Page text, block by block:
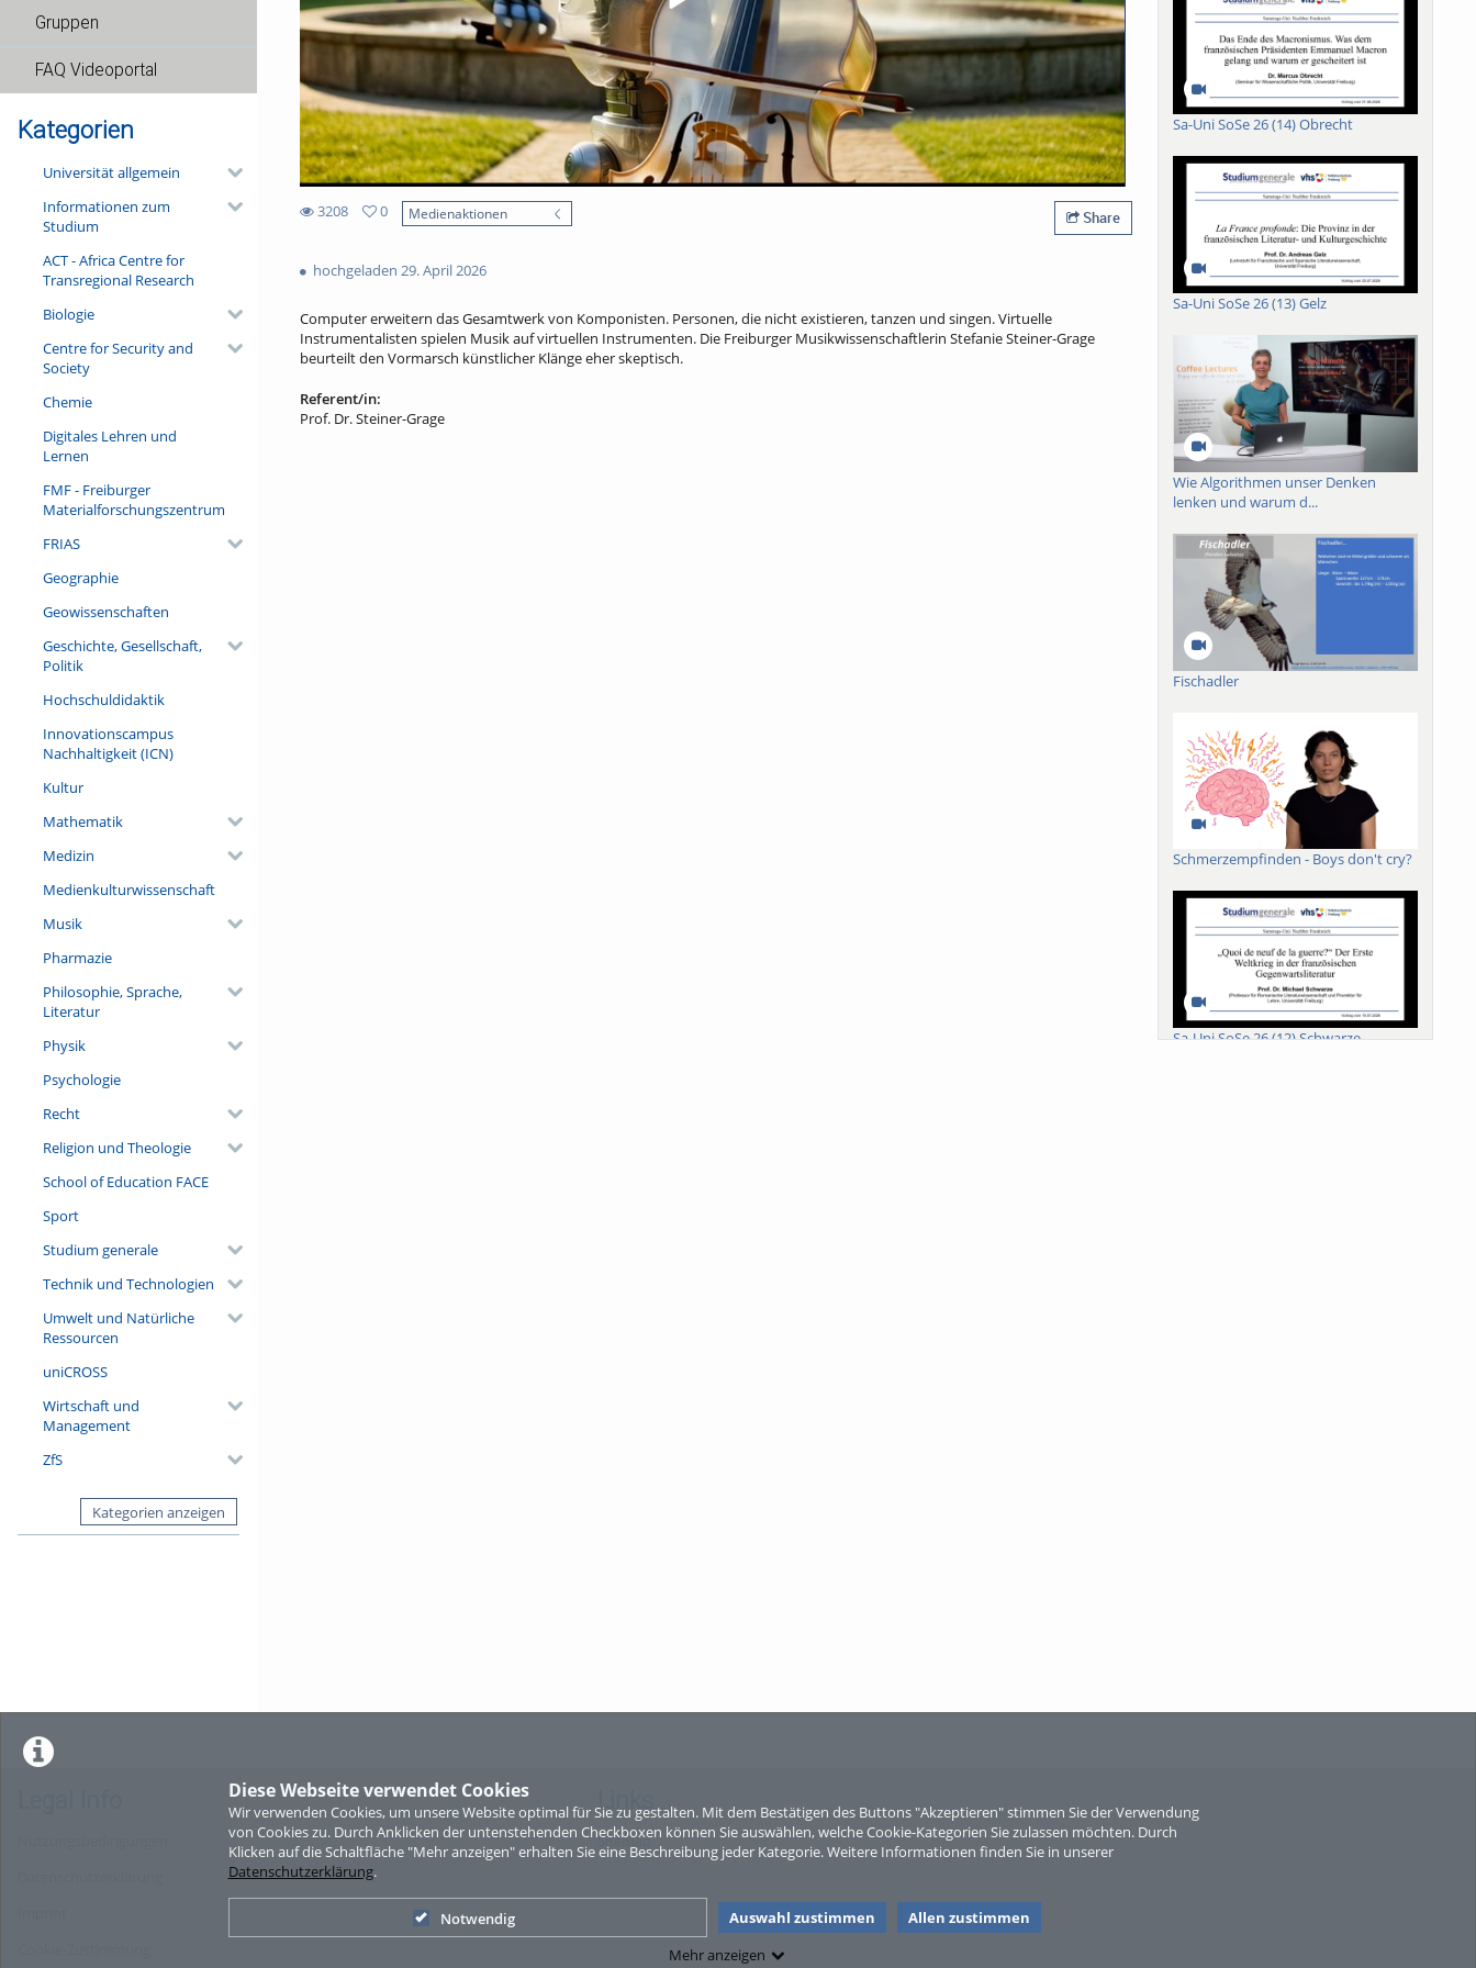
Diese Webseite verwendet Cookies
Wir verwenden Cookies, um unsere Website optimal für Sie zu gestalten. Mit dem Bestätigen des Buttons "Akzeptieren" stimmen Sie der Verwendung
von Cookies zu. Durch Anklicken der untenstehenden Checkboxen können Sie auswählen, welche Cookie-Kategorien Sie zulassen möchten. Durch
Klicken auf die Schaltfläche "Mehr anzeigen" erhalten Sie eine Beschreibung jeder Kategorie. Weitere Informationen finden Sie in unserer
Datenschutzerklärung.
Notwendig Auswahl zustimmen
Allen zustimmen
Mehr anzeigen
Gruppen
FAQ Videoportal
Kategorien
Universität allgemein
Informationen zum
Studium
ACT - Africa Centre for
Transregional Research
Biologie
Centre for Security and
Society
Chemie
Digitales Lehren und
Lernen
FMF - Freiburger
Materialforschungszentrum
FRIAS
Geographie
Geowissenschaften
Geschichte, Gesellschaft,
Politik
Hochschuldidaktik
Innovationscampus
Nachhaltigkeit (ICN)
Kultur
Mathematik
Medizin
Medienkulturwissenschaft
Musik
Pharmazie
Philosophie, Sprache,
Literatur
Physik
Psychologie
Recht
Religion und Theologie
School of Education FACE
Sport
Studium generale
Technik und Technologien
Umwelt und Natürliche
Ressourcen
uniCROSS
Wirtschaft und
Management
ZfS
Kategorien anzeigen
3208
views
0
Medienaktionen Share
hochgeladen 29. April 2026
Computer erweitern das Gesamtwerk von Komponisten. Personen, die nicht existieren, tanzen und singen. Virtuelle
Instrumentalisten spielen Musik auf virtuellen Instrumenten. Die Freiburger Musikwissenschaftlerin Stefanie Steiner-Grage
beurteilt den Vormarsch künstlicher Klänge eher skeptisch.
Referent/in:
Prof. Dr. Steiner-Grage
Sa-Uni SoSe 26 (14) Obrecht
Sa-Uni SoSe 26 (13) Gelz
Wie Algorithmen unser Denken
lenken und warum d...
Fischadler
Schmerzempfinden - Boys don't cry?
Sa-Uni SoSe 26 (12) Schwarze
Sperber
Links
Sitemap